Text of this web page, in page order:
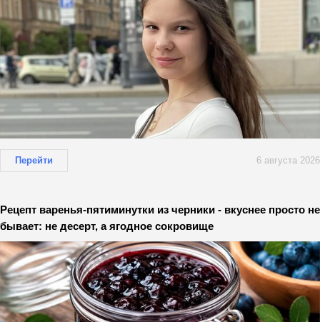
Перейти 6 августа 2026
Рецепт варенья-пятиминутки из черники - вкуснее просто не
бывает: не десерт, а ягодное сокровище